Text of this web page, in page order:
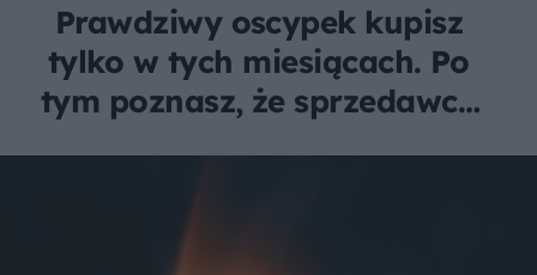
Prawdziwy oscypek kupisz
tylko w tych miesiącach. Po
tym poznasz, że sprzedawca